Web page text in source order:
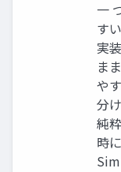
一
す
実
ま
や
分
純
時